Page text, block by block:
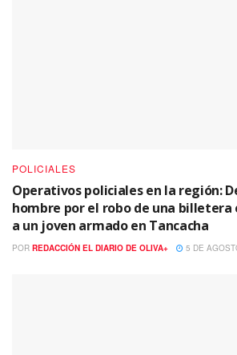
POLICIALES
Operativos policiales en la región:
hombre por el robo de una
a un joven armado en Tancacha
POR REDACCIÓN EL DIARIO DE OLIVA+ 5 DE